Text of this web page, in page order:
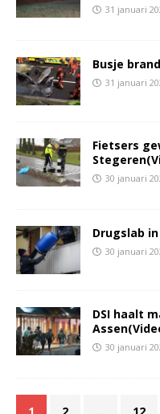
31 januari
Busje
31 januari
Fietsers
30 januari
Drugslab
30 januari
DSI haalt
30 januari